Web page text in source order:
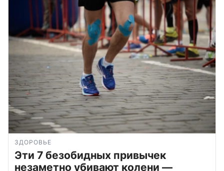
ЗДОРОВЬЕ
Эти 7 безобидных привычек
незаметно убивают колени —